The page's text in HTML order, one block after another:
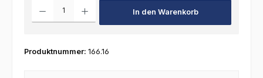
In den Warenkorb
Produktnummer: 166.16